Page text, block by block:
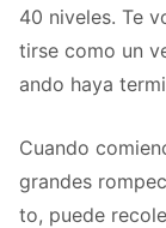
40 niveles. Te
tirse como un
ando haya
Cuando
grandes
to, puede